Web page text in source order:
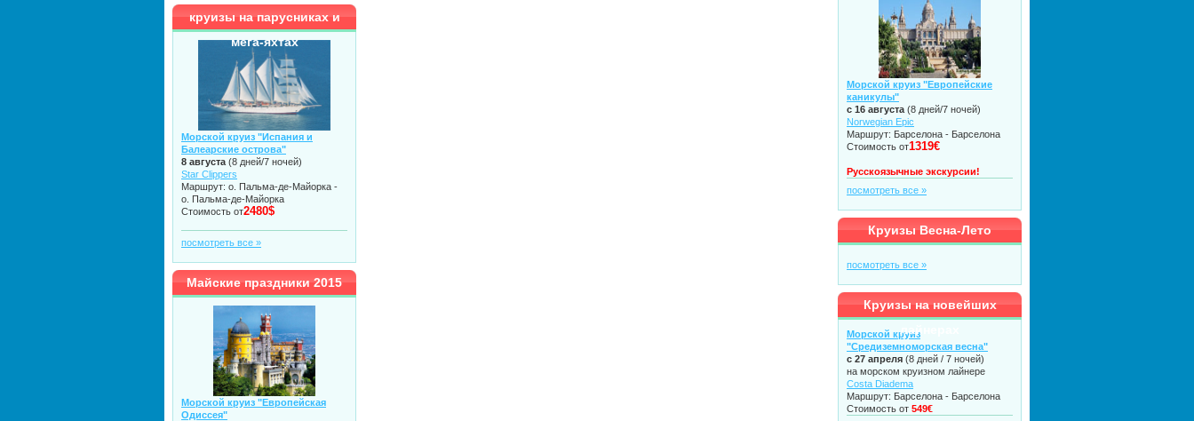
круизы на парусниках и
мега-яхтах
Морской круиз "Испания и
Балеарские острова"
8 августа (8 дней/7 ночей)
Star Clippers
Маршрут: о. Пальма-де-Майорка -
о. Пальма-де-Майорка
Стоимость от2480$
посмотреть все »
Майские праздники 2015
Морской круиз "Европейская
Одиссея"
Морской круиз "Европейские
каникулы"
с 16 августа (8 дней/7 ночей)
Norwegian Epic
Маршрут: Барселона - Барселона
Стоимость от1319€
Русскоязычные экскурсии!
посмотреть все »
Круизы Весна-Лето
посмотреть все »
Круизы на новейших
лайнерах
Морской круиз
"Средиземноморская весна"
с 27 апреля (8 дней / 7 ночей)
на морском круизном лайнере
Costa Diadema
Маршрут: Барселона - Барселона
Стоимость от 549€